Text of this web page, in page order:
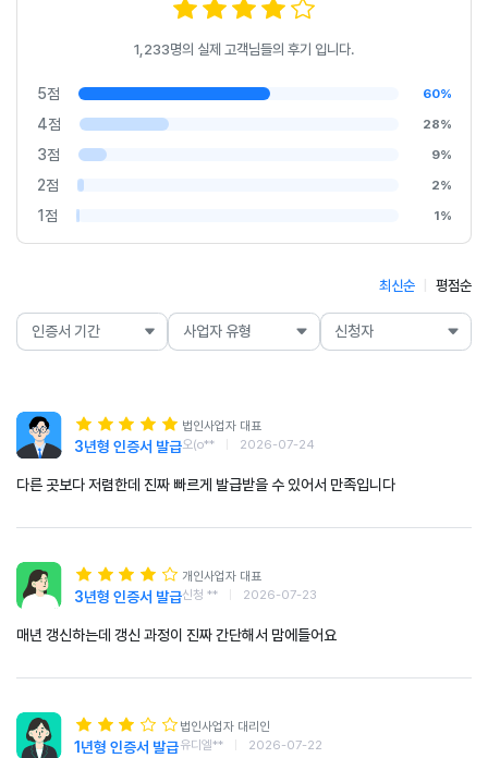
1,233명의 실제 고객님들의 후기 입니다.
5점 60%
4점 28%
3점 9%
2점 2%
1점 1%
최신순 평점순
3년형 인증서 발급
법인사업자 대표
오(o**
2026-07-24
다른 곳보다 저렴한데 진짜 빠르게 발급받을 수 있어서 만족입니다
3년형 인증서 발급
개인사업자 대표
신청 **
2026-07-23
매년 갱신하는데 갱신 과정이 진짜 간단해서 맘에들어요
1년형 인증서 발급
법인사업자 대리인
유디엘**
2026-07-22